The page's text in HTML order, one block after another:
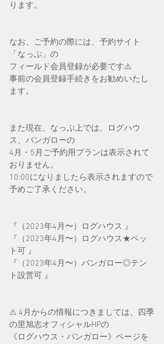
ります。
なお、ご予約の際には、予約サイト
「なっぷ」の
フィールド会員登録が必要です⚠️
事前の会員登録手続きをお勧めいたし
ます。
また現在、なっぷ上では、ログハウ
ス、バンガローの
4月・5月ご予約用プランは表示されて
おりません。
10:00になりましたら表示されますので
予めご了承ください。
『（2023年4月〜）ログハウス 』
『（2023年4月〜）ログハウス★ペッ
ト可 』
『（2023年4月〜）バンガロー◎テン
ト設営可 』
⚠︎ 4月からの情報につきましては、四季
の里旭志オフィシャルHPの
《ログハウス・バンガロー》ページを